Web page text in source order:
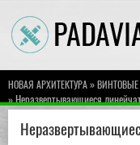
НОВАЯ АРХИТЕКТУРА»ВИНТОВЫЕ
» Неразвертывающиеся